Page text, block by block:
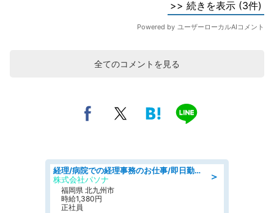
全てのコメントを見る
＞
経理/病院での経理事務のお仕事/即日勤務可/車通勤可/経理/一般事務
株式会社パソナ
福岡県 北九州市
時給1,380円
正社員